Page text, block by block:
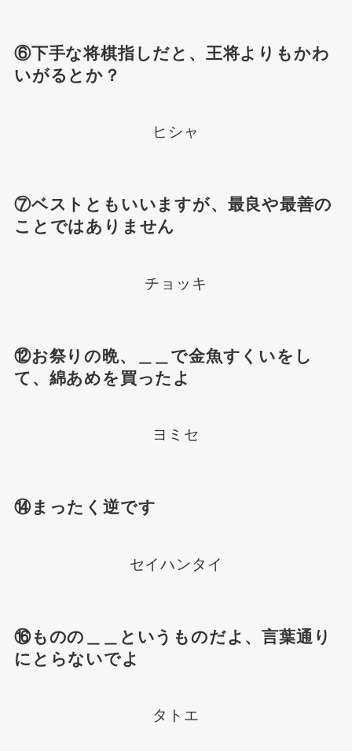
⑥下手な将棋指しだと、王将よりもかわ
いがるとか？
ヒシャ
⑦ベストともいいますが、最良や最善の
ことではありません
チョッキ
⑫お祭りの晩、＿＿で金魚すくいをし
て、綿あめを買ったよ
ヨミセ
⑭まったく逆です
セイハンタイ
⑯ものの＿＿というものだよ、言葉通り
にとらないでよ
タトエ